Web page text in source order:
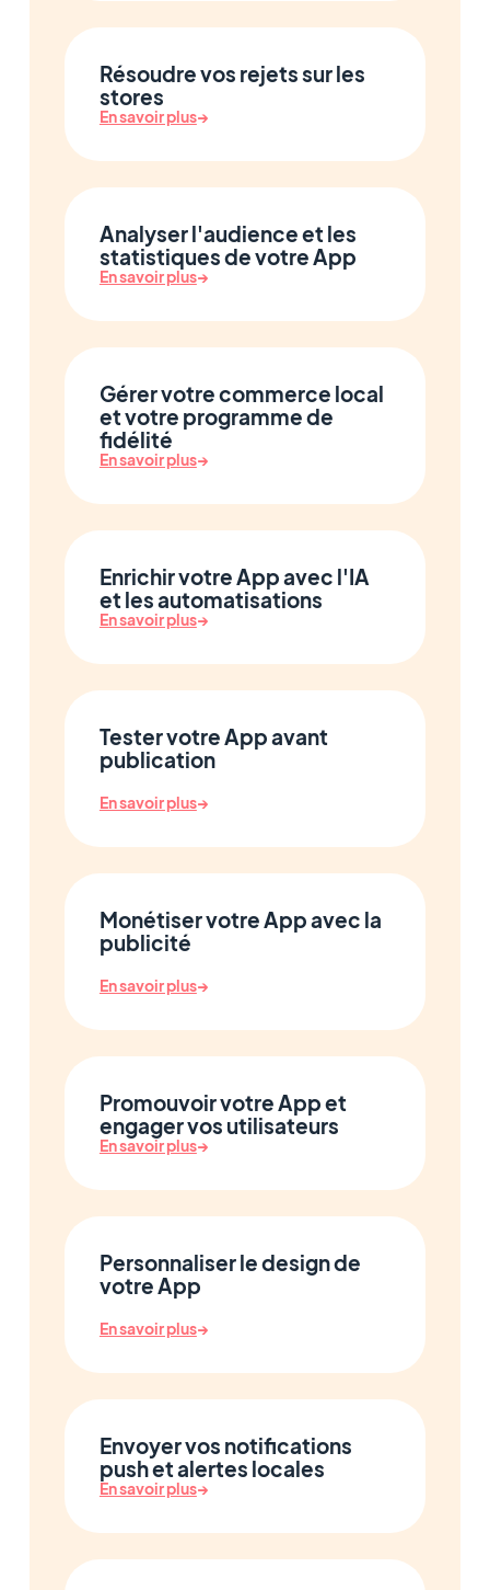
Résoudre vos rejets sur les
stores
En savoir plus→
Analyser l'audience et les
statistiques de votre App
En savoir plus→
Gérer votre commerce local
et votre programme de
fidélité
En savoir plus→
Enrichir votre App avec l'IA
et les automatisations
En savoir plus→
Tester votre App avant
publication
En savoir plus→
Monétiser votre App avec la
publicité
En savoir plus→
Promouvoir votre App et
engager vos utilisateurs
En savoir plus→
Personnaliser le design de
votre App
En savoir plus→
Envoyer vos notifications
push et alertes locales
En savoir plus→